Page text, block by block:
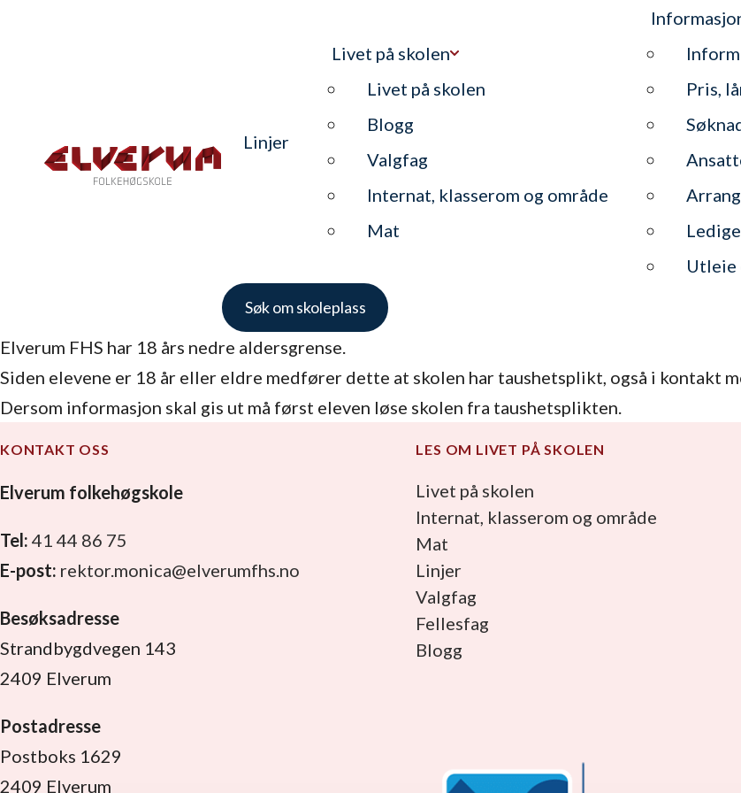
Linjer
Livet på skolen
Livet på skolen
Blogg
Valgfag
Internat, klasserom og område
Mat
Pris,
Utleie
Søk om skoleplass
Elverum FHS har 18 års nedre aldersgrense.
Siden elevene er 18 år eller eldre medfører dette at skolen har taushetsplikt, også i kontakt
Dersom informasjon skal gis ut må først eleven løse skolen fra taushetsplikten.
KONTAKT OSS
Elverum folkehøgskole
Tel: 41 44 86 75
E-post: rektor.monica@elverumfhs.no
Besøksadresse
Strandbygdvegen 143
2409 Elverum
Postadresse
Postboks 1629
2409 Elverum
LES OM LIVET PÅ SKOLEN
Livet på skolen
Internat, klasserom og område
Mat
Linjer
Valgfag
Fellesfag
Blogg